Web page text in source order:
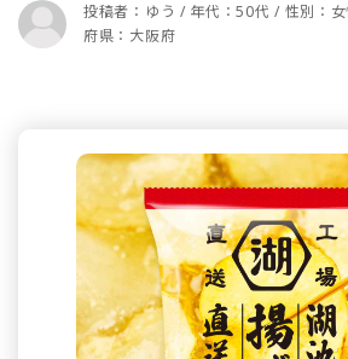
投稿者：ゆう / 年代：50代 / 性別：
府県：大阪府